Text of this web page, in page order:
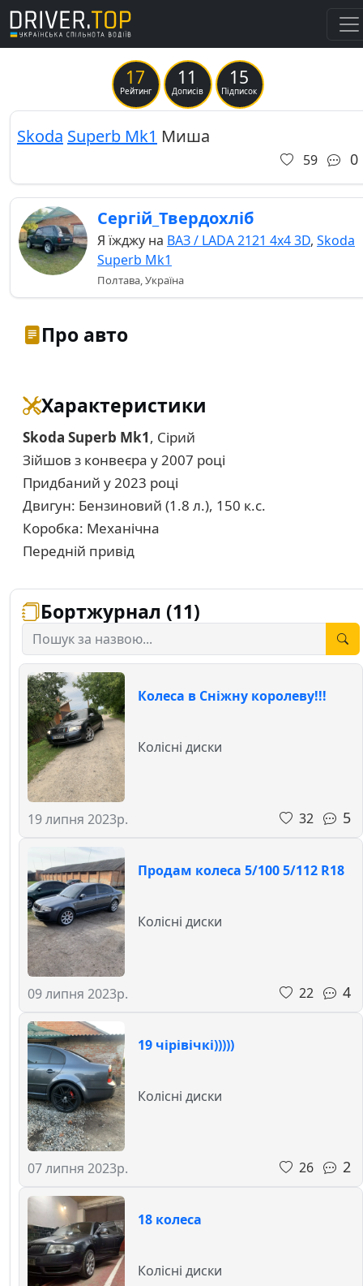
17
Рейтинг
11
Дописів
15
Підписок
Skoda Superb Mk1 Миша
59 0
Сергій_Твердохліб
Я їжджу на ВАЗ / LADA 2121 4x4 3D, Skoda
Superb Mk1
Полтава, Україна
Про авто
Характеристики
Skoda Superb Mk1, Сірий
Зійшов з конвеєра у 2007 році
Придбаний у 2023 році
Двигун: Бензиновий (1.8 л.), 150 к.с.
Коробка: Механічна
Передній привід
Бортжурнал (11)
Колеса в Сніжну королеву!!!
19 липня 2023р.
Колісні диски
32 5
Продам колеса 5/100 5/112 R18
09 липня 2023р.
Колісні диски
22 4
19 чірівічкі)))))
07 липня 2023р.
Колісні диски
26 2
18 колеса
Колісні диски